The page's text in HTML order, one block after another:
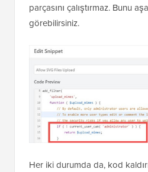
parçasını çalıştırmaz. Bunu
görebilirsiniz.
Her iki durumda da, kod